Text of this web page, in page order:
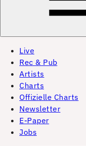
Live
Rec & Pub
Artists
Charts
Offizielle Charts
Newsletter
E-Paper
Jobs